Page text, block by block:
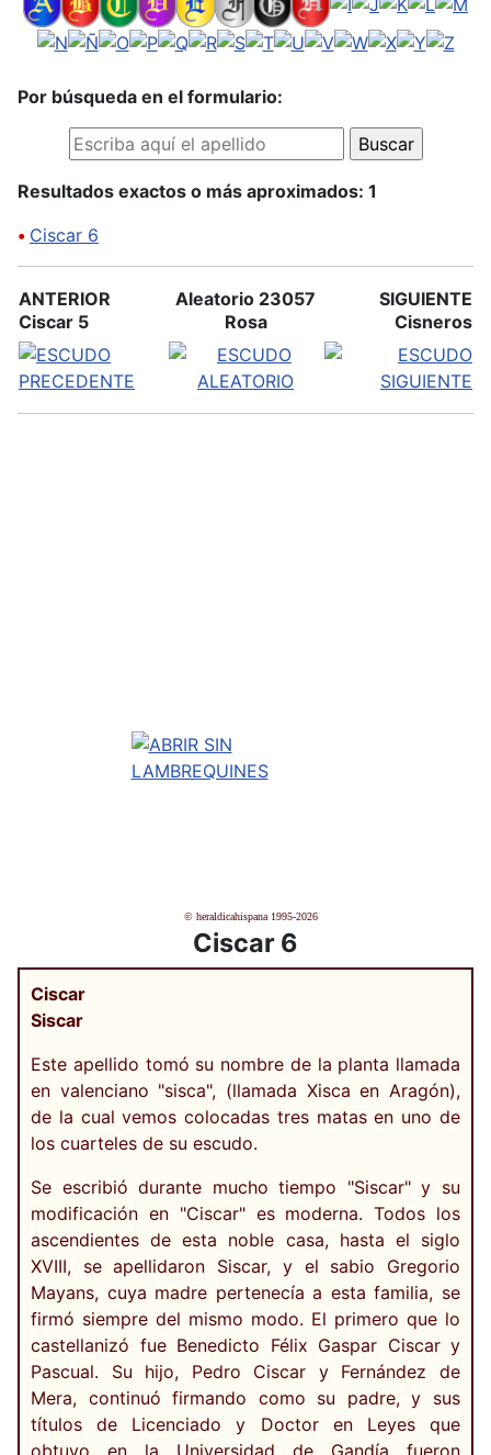
Por búsqueda en el formulario:
Resultados exactos o más aproximados: 1
• Ciscar 6
ANTERIOR
Ciscar 5
Aleatorio 23057
Rosa
SIGUIENTE
Cisneros
© heraldicahispana 1995-2026
Ciscar 6
Ciscar
Siscar
Este apellido tomó su nombre de la planta llamada
en valenciano "sisca", (llamada Xisca en Aragón),
de la cual vemos colocadas tres matas en uno de
los cuarteles de su escudo.
Se escribió durante mucho tiempo "Siscar" y su
modificación en "Ciscar" es moderna. Todos los
ascendientes de esta noble casa, hasta el siglo
XVIII, se apellidaron Siscar, y el sabio Gregorio
Mayans, cuya madre pertenecía a esta familia, se
firmó siempre del mismo modo. El primero que lo
castellanizó fue Benedicto Félix Gaspar Ciscar y
Pascual. Su hijo, Pedro Ciscar y Fernández de
Mera, continuó firmando como su padre, y sus
títulos de Licenciado y Doctor en Leyes que
obtuvo en la Universidad de Gandía fueron